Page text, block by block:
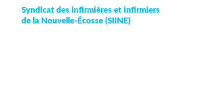
Syndicat des infirmières et infirmiers
de la Nouvelle-Écosse (SIINE)